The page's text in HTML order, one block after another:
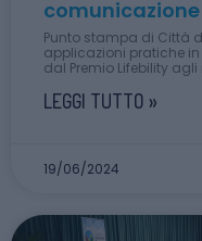
comunicazione
Punto stampa di Città
applicazioni pratiche
dal Premio Lifebility
LEGGI TUTTO »
19/06/2024